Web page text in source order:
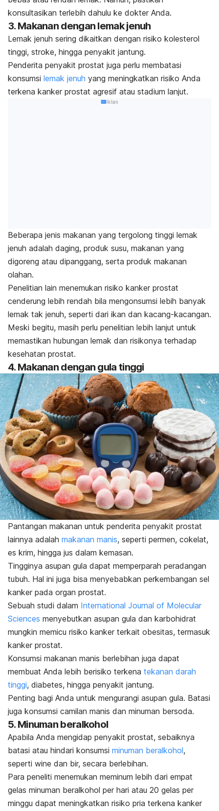
konsultasikan terlebih dahulu ke dokter Anda.
3. Makanan dengan lemak jenuh
Lemak jenuh sering dikaitkan dengan risiko kolesterol
tinggi, stroke, hingga penyakit jantung.
Penderita penyakit prostat juga perlu membatasi
konsumsi lemak jenuh yang meningkatkan risiko Anda
terkena kanker prostat agresif atau stadium lanjut.
Iklan
Beberapa jenis makanan yang tergolong tinggi lemak
jenuh adalah daging, produk susu, makanan yang
digoreng atau dipanggang, serta produk makanan
olahan.
Penelitian lain menemukan risiko kanker prostat
cenderung lebih rendah bila mengonsumsi lebih banyak
lemak tak jenuh, seperti dari ikan dan kacang-kacangan.
Meski begitu, masih perlu penelitian lebih lanjut untuk
memastikan hubungan lemak dan risikonya terhadap
kesehatan prostat.
4. Makanan dengan gula tinggi
Pantangan makanan untuk penderita penyakit prostat
lainnya adalah makanan manis, seperti permen, cokelat,
es krim, hingga jus dalam kemasan.
Tingginya asupan gula dapat memperparah peradangan
tubuh. Hal ini juga bisa menyebabkan perkembangan sel
kanker pada organ prostat.
Sebuah studi dalam International Journal of Molecular
Sciences menyebutkan asupan gula dan karbohidrat
mungkin memicu risiko kanker terkait obesitas, termasuk
kanker prostat.
Konsumsi makanan manis berlebihan juga dapat
membuat Anda lebih berisiko terkena tekanan darah
tinggi, diabetes, hingga penyakit jantung.
Penting bagi Anda untuk mengurangi asupan gula. Batasi
juga konsumsi camilan manis dan minuman bersoda.
5. Minuman beralkohol
Apabila Anda mengidap penyakit prostat, sebaiknya
batasi atau hindari konsumsi minuman beralkohol,
seperti wine dan bir, secara berlebihan.
Para peneliti menemukan meminum lebih dari empat
gelas minuman beralkohol per hari atau 20 gelas per
minggu dapat meningkatkan risiko pria terkena kanker